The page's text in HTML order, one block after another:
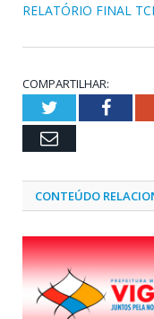
RELATÓRIO FINAL
COMPARTILHAR:
Twitter
Email
CONTEÚDO